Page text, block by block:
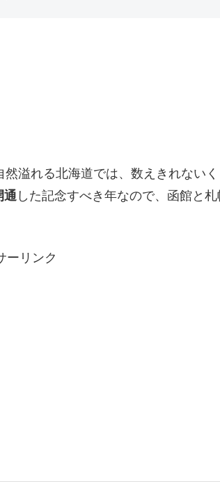
溢れる北海道では、数えきれない
通 した記念すべき年なので、函館と札
ーリンク